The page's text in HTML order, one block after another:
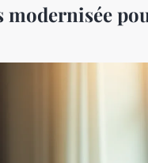
modernisée